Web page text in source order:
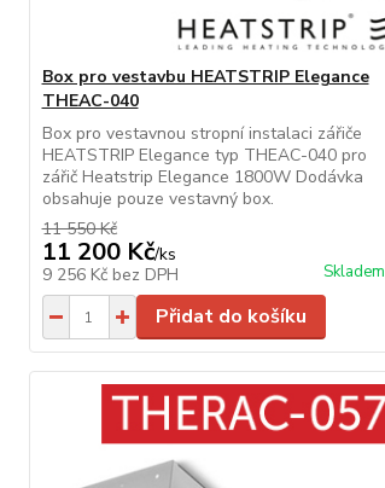
Box pro vestavbu HEATSTRIP Elegance
THEAC-040
Box pro vestavnou stropní instalaci zářiče
HEATSTRIP Elegance typ THEAC-040 pro
zářič Heatstrip Elegance 1800W Dodávka
obsahuje pouze vestavný box.
11 550 Kč
11 200 Kč/ks
9 256 Kč bez DPH Skladem
Přidat do košíku